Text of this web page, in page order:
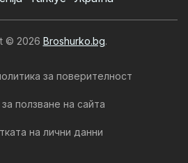
© 2026 Broshurko.bg.
за поверителност
ползване на сайта
на лични данни